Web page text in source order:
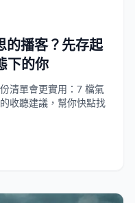
的播客？先存起
下的你
清單會更實用：7 檔氣
收聽建議，幫你快點找